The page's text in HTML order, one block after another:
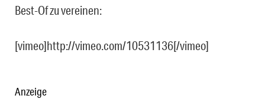
Best-Of zu vereinen:
[vimeo]http://vimeo.com/10531136[/vimeo]
Anzeige